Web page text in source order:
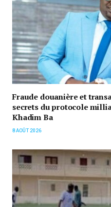
Fraude douanière et
secrets du protocole
Khadim Ba
8 AOÛT 2026